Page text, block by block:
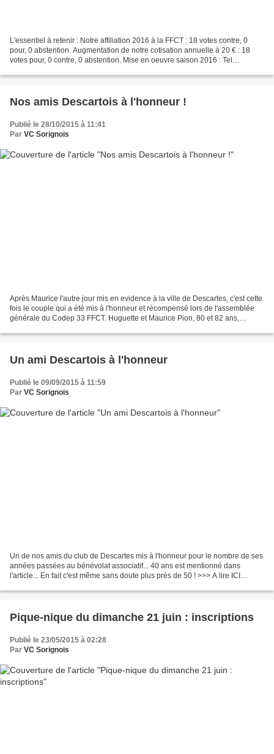
L'essentiel à retenir : Notre affiliation 2016 à la FFCT : 18 votes contre, 0
pour, 0 abstention. Augmentation de notre cotisation annuelle à 20 € : 18
votes pour, 0 contre, 0 abstention. Mise en oeuvre saison 2016 : Tel
Nos amis Descartois à l'honneur !
Publié le 28/10/2015 à 11:41
Par VC Sorignois
Après Maurice l'autre jour mis en evidence à la ville de Descartes, c'est cette
fois le couple qui a été mis à l'honneur et récompensé lors de l'assemblée
générale du Codep 33 FFCT. Huguette et Maurice Pion, 80 et 82 ans,
Un ami Descartois à l'honneur
Publié le 09/09/2015 à 11:59
Par VC Sorignois
Un de nos amis du club de Descartes mis à l'honneur pour le nombre de ses
années passées au bénévolat associatif... 40 ans est mentionné dans
l'article... En fait c'est même sans doute plus près de 50 ! >>> A lire ICI
Pique-nique du dimanche 21 juin : inscriptions
Publié le 23/05/2015 à 02:28
Par VC Sorignois